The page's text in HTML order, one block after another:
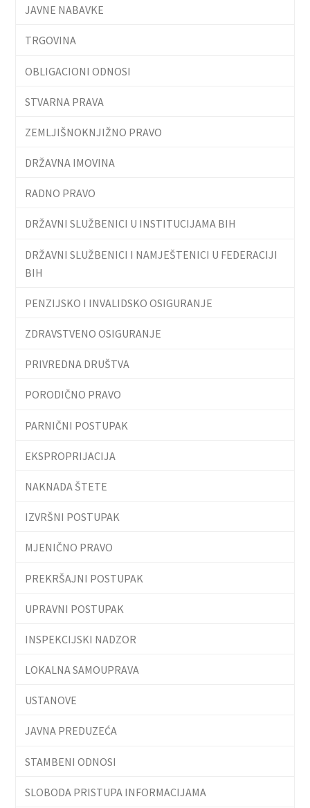
JAVNE NABAVKE
TRGOVINA
OBLIGACIONI ODNOSI
STVARNA PRAVA
ZEMLJIŠNOKNJIŽNO PRAVO
DRŽAVNA IMOVINA
RADNO PRAVO
DRŽAVNI SLUŽBENICI U INSTITUCIJAMA BIH
DRŽAVNI SLUŽBENICI I NAMJEŠTENICI U FEDERACIJI
BIH
PENZIJSKO I INVALIDSKO OSIGURANJE
ZDRAVSTVENO OSIGURANJE
PRIVREDNA DRUŠTVA
PORODIČNO PRAVO
PARNIČNI POSTUPAK
EKSPROPRIJACIJA
NAKNADA ŠTETE
IZVRŠNI POSTUPAK
MJENIČNO PRAVO
PREKRŠAJNI POSTUPAK
UPRAVNI POSTUPAK
INSPEKCIJSKI NADZOR
LOKALNA SAMOUPRAVA
USTANOVE
JAVNA PREDUZEĆA
STAMBENI ODNOSI
SLOBODA PRISTUPA INFORMACIJAMA